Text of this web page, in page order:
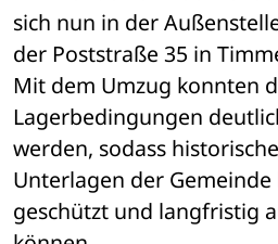
sich nun in der
der Poststraße 35 in
Mit dem Umzug konnten
Lagerbedingungen
werden, sodass
Unterlagen der
geschützt und langfristig